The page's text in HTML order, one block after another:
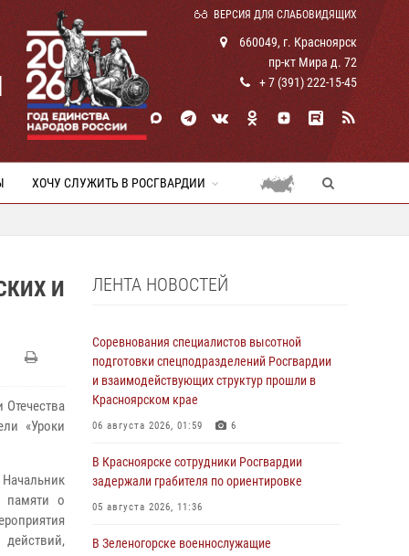
ВЕРСИЯ ДЛЯ СЛАБОВИДЯЩИХ
660049, г. Красноярск
пр-кт Мира д. 72
+ 7 (391) 222-15-45
ХОЧУ СЛУЖИТЬ В РОСГВАРДИИ
И
«Уроки
памяти о
ЛЕНТА НОВОСТЕЙ
Соревнования специалистов высотной
подготовки спецподразделений Росгвардии
и взаимодействующих структур прошли в
Красноярском крае
06 августа 2026, 01:59 6
В Красноярске сотрудники Росгвардии
задержали грабителя по ориентировке
05 августа 2026, 11:36
В Зеленогорске военнослужащие